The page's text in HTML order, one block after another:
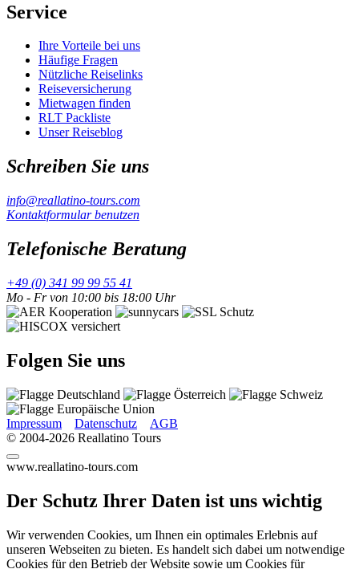
Service
Ihre Vorteile bei uns
Häufige Fragen
Nützliche Reiselinks
Reiseversicherung
Mietwagen finden
RLT Packliste
Unser Reiseblog
Schreiben Sie uns
info@reallatino-tours.com
Kontaktformular benutzen
Telefonische Beratung
+49 (0) 341 99 99 55 41
Mo - Fr von 10:00 bis 18:00 Uhr
Folgen Sie uns
Impressum Datenschutz
AGB
© 2004-2026 Reallatino Tours
www.reallatino-tours.com
Der Schutz Ihrer Daten ist uns wichtig
Wir verwenden Cookies, um Ihnen ein optimales Erlebnis auf
unseren Webseiten zu bieten. Es handelt sich dabei um notwendige
Cookies für den Betrieb der Website sowie um Cookies für